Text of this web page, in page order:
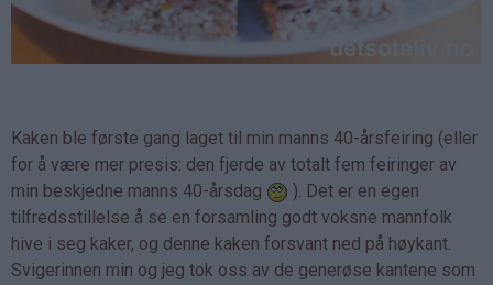
Kaken ble første gang laget til min manns 40-årsfeiring (eller
for å være mer presis: den fjerde av totalt fem feiringer av
min beskjedne manns 40-årsdag
). Det er en egen
tilfredsstillelse å se en forsamling godt voksne mannfolk
hive i seg kaker, og denne kaken forsvant ned på høykant.
Svigerinnen min og jeg tok oss av de generøse kantene som